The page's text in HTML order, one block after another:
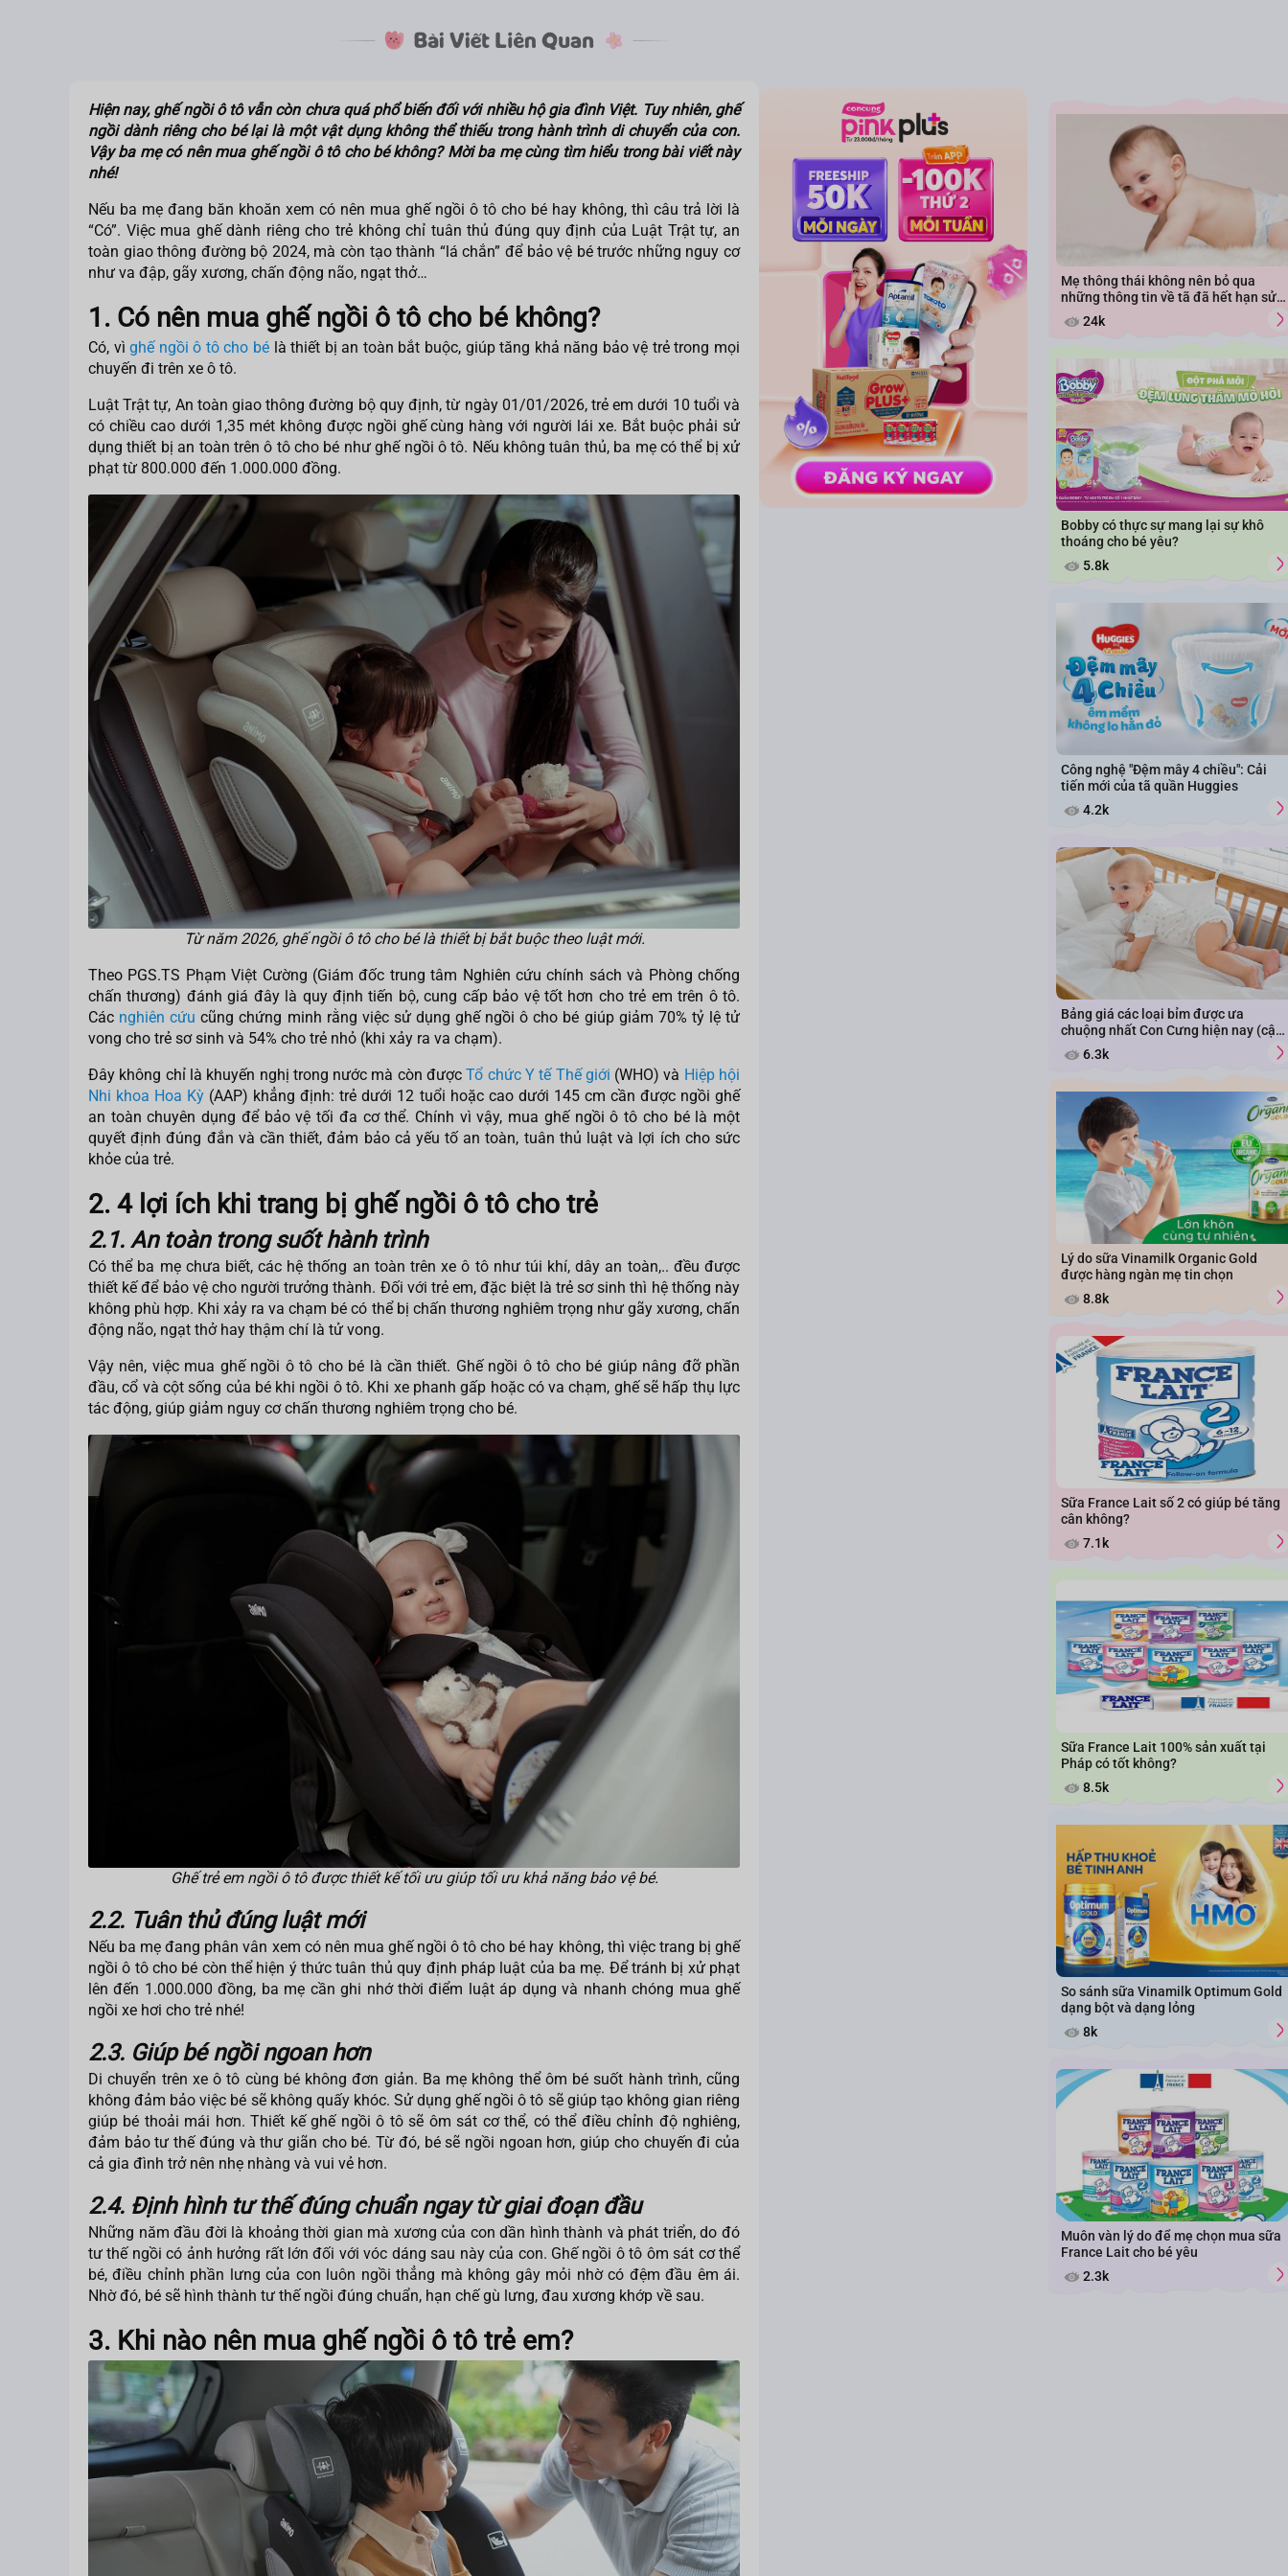
Hiện nay, ghế ngồi ô tô vẫn còn chưa quá phổ biến đối với nhiều hộ gia đình Việt. Tuy nhiên, ghế
ngồi dành riêng cho bé lại là một vật dụng không thể thiếu trong hành trình di chuyển của con.
Vậy ba mẹcó nên mua ghế ngồi ô tô cho békhông? Mời ba mẹ cùng tìm hiểu trong bài viết này
nhé!
Nếu ba mẹ đang băn khoăn xem có nên mua ghế ngồi ô tô cho bé hay không, thì câu trả lời là
“Có”. Việc mua ghế dành riêng cho trẻ không chỉ tuân thủ đúng quy định của Luật Trật tự, an
toàn giao thông đường bộ 2024, mà còn tạo thành “lá chắn” để bảo vệ bé trước những nguy cơ
như va đập, gãy xương, chấn động não, ngạt thở…
1. Có nên mua ghế ngồi ô tô cho bé không?
Có, vìghế ngồi ô tô cho bé là thiết bị an toàn bắt buộc, giúp tăng khả năng bảo vệ trẻ trong mọi
chuyến đi trên xe ô tô.
Luật Trật tự, An toàn giao thông đường bộ quy định, từ ngày 01/01/2026, trẻ em dưới 10 tuổi và
có chiều cao dưới 1,35 mét không được ngồi ghế cùng hàng với người lái xe. Bắt buộc phải sử
dụng thiết bị an toàn trên ô tô cho bé như ghế ngồi ô tô. Nếu không tuân thủ, ba mẹ có thể bị xử
phạt từ 800.000 đến 1.000.000 đồng.
Từ năm 2026, ghế ngồi ô tô cho bé là thiết bị bắt buộc theo luật mới.
Theo PGS.TS Phạm Việt Cường (Giám đốc trung tâm Nghiên cứu chính sách và Phòng chống
chấn thương) đánh giá đây là quy định tiến bộ, cung cấp bảo vệ tốt hơn cho trẻ em trên ô tô.
Các nghiên cứu cũng chứng minh rằng việc sử dụng ghế ngồi ô cho bé giúp giảm 70% tỷ lệ tử
vong cho trẻ sơ sinh và 54% cho trẻ nhỏ (khi xảy ra va chạm).
Đây không chỉ là khuyến nghị trong nước mà còn đượcTổ chức Y tế Thế giới (WHO) và Hiệp hội
Nhi khoa Hoa Kỳ (AAP) khẳng định: trẻ dưới 12 tuổi hoặc cao dưới 145 cm cần được ngồi ghế
an toàn chuyên dụng để bảo vệ tối đa cơ thể. Chính vì vậy, mua ghế ngồi ô tô cho bé là một
quyết định đúng đắn và cần thiết, đảm bảo cả yếu tố an toàn, tuân thủ luật và lợi ích cho sức
khỏe của trẻ.
2. 4 lợi ích khi trang bị ghế ngồi ô tô cho trẻ
2.1. An toàn trong suốt hành trình
Có thể ba mẹ chưa biết, các hệ thống an toàn trên xe ô tô như túi khí, dây an toàn,.. đều được
thiết kế để bảo vệ cho người trưởng thành. Đối với trẻ em, đặc biệt là trẻ sơ sinh thì hệ thống này
không phù hợp. Khi xảy ra va chạm bé có thể bị chấn thương nghiêm trọng như gãy xương, chấn
động não, ngạt thở hay thậm chí là tử vong.
Vậy nên, việc mua ghế ngồi ô tô cho bé là cần thiết. Ghế ngồi ô tô cho bé giúp nâng đỡ phần
đầu, cổ và cột sống của bé khi ngồi ô tô. Khi xe phanh gấp hoặc có va chạm, ghế sẽ hấp thụ lực
tác động, giúp giảm nguy cơ chấn thương nghiêm trọng cho bé.
Ghế trẻ em ngồi ô tô được thiết kế tối ưu giúp tối ưu khả năng bảo vệ bé.
2.2. Tuân thủ đúng luật mới
Nếu ba mẹ đang phân vân xem có nên mua ghế ngồi ô tô cho bé hay không, thì việc trang bị ghế
ngồi ô tô cho bé còn thể hiện ý thức tuân thủ quy định pháp luật của ba mẹ. Để tránh bị xử phạt
lên đến 1.000.000 đồng, ba mẹ cần ghi nhớ thời điểm luật áp dụng và nhanh chóng mua ghế
ngồi xe hơi cho trẻ nhé!
2.3. Giúp bé ngồi ngoan hơn
Di chuyển trên xe ô tô cùng bé không đơn giản. Ba mẹ không thể ôm bé suốt hành trình, cũng
không đảm bảo việc bé sẽ không quấy khóc. Sử dụng ghế ngồi ô tô sẽ giúp tạo không gian riêng
giúp bé thoải mái hơn. Thiết kế ghế ngồi ô tô sẽ ôm sát cơ thể, có thể điều chỉnh độ nghiêng,
đảm bảo tư thế đúng và thư giãn cho bé. Từ đó, bé sẽ ngồi ngoan hơn, giúp cho chuyến đi của
cả gia đình trở nên nhẹ nhàng và vui vẻ hơn.
2.4. Định hình tư thế đúng chuẩn ngay từ giai đoạn đầu
Những năm đầu đời là khoảng thời gian mà xương của con dần hình thành và phát triển, do đó
tư thế ngồi có ảnh hưởng rất lớn đối với vóc dáng sau này của con. Ghế ngồi ô tô ôm sát cơ thể
bé, điều chỉnh phần lưng của con luôn ngồi thẳng mà không gây mỏi nhờ có đệm đầu êm ái.
Nhờ đó, bé sẽ hình thành tư thế ngồi đúng chuẩn, hạn chế gù lưng, đau xương khớp về sau.
3. Khi nào nên mua ghế ngồi ô tô trẻ em?
Mẹ thông thái không nên bỏ qua
những thông tin về tã đã hết hạn sử
dụng24k
Bobby có thực sự mang lại sự khô
thoáng cho bé yêu?
5.8k
Công nghệ "Đệm mây 4 chiều": Cải
tiến mới của tã quần Huggies
4.2k
Bảng giá các loại bỉm được ưa
chuộng nhất Con Cưng hiện nay (cập
nhật năm 2026)
6.3k
Lý do sữa Vinamilk Organic Gold
được hàng ngàn mẹ tin chọn
8.8k
Sữa France Lait số 2 có giúp bé tăng
cân không?
7.1k
Sữa France Lait 100% sản xuất tại
Pháp có tốt không?
8.5k
So sánh sữa Vinamilk Optimum Gold
dạng bột và dạng lỏng
8k
Muôn vàn lý do để mẹ chọn mua sữa
France Lait cho bé yêu
2.3k